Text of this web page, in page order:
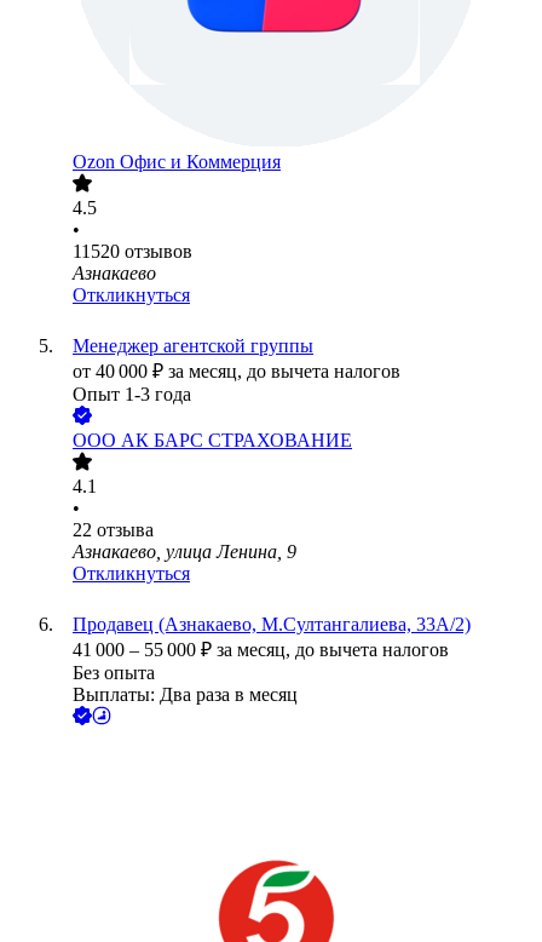
Ozon Офис и Коммерция
4.5
•
11520 отзывов
Азнакаево
Откликнуться
Менеджер агентской группы
от 40 000 ₽ за месяц, до вычета налогов
Опыт 1-3 года
ООО АК БАРС СТРАХОВАНИЕ
4.1
•
22 отзыва
Азнакаево, улица Ленина, 9
Откликнуться
Продавец (Азнакаево, М.Султангалиева, 33А/2)
41 000 – 55 000 ₽ за месяц, до вычета налогов
Без опыта
Выплаты: Два раза в месяц